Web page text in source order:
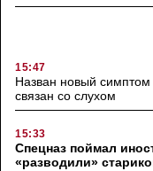
15:47
Назван новый
связан со слухом
15:33
Спецназ поймал
«разводили»